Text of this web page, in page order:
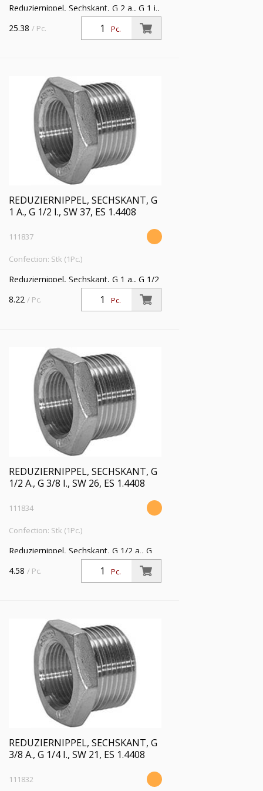
Reduziernippel, Sechskant, G 2 a., G 1 i.,
SW 63, Arbeitsdruck max. 20 bar,
Edelstahl 1.4408
Pc.
25.38 / Pc.
REDUZIERNIPPEL, SECHSKANT, G
1 A., G 1/2 I., SW 37, ES 1.4408
111837
Confection: Stk (1Pc.)
Reduziernippel, Sechskant, G 1 a., G 1/2
i., SW 37, Arbeitsdruck max. 20 bar,
Edelstahl 1.4408
Pc.
8.22 / Pc.
REDUZIERNIPPEL, SECHSKANT, G
1/2 A., G 3/8 I., SW 26, ES 1.4408
111834
Confection: Stk (1Pc.)
Reduziernippel, Sechskant, G 1/2 a., G
3/8 i., SW 26, Arbeitsdruck max. 20 bar,
Edelstahl 1.4408
Pc.
4.58 / Pc.
REDUZIERNIPPEL, SECHSKANT, G
3/8 A., G 1/4 I., SW 21, ES 1.4408
111832